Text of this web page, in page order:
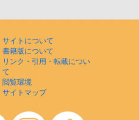
サイトについて
書籍版について
リンク・引用・転載につい
て
閲覧環境
サイトマップ